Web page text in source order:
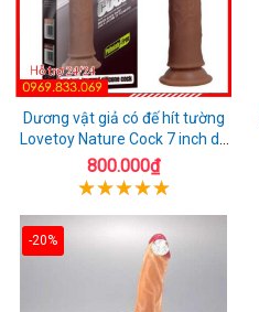
Dương vật giả có đế hít tường
Lovetoy Nature Cock 7 inch da
đen
800.000₫
-20%